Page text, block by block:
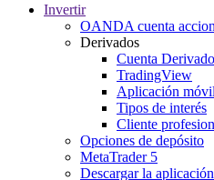
Invertir
OANDA cuenta
Derivados
Cuenta
TradingView
Aplicación móvil
Tipos de interés
Cliente
Opciones de depósito
MetaTrader 5
Descargar la